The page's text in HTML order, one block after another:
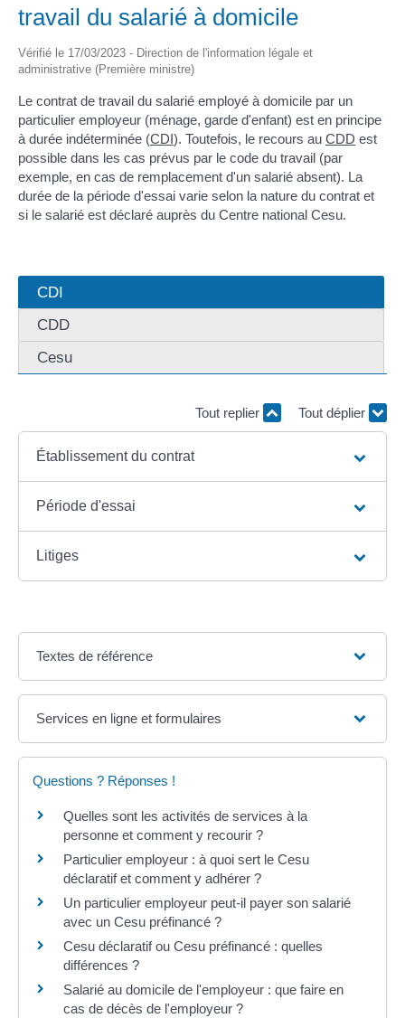
travail du salarié à domicile
Vérifié le 17/03/2023 - Direction de l'information légale et
administrative (Première ministre)
Le contrat de travail du salarié employé à domicile par un
particulier employeur (ménage, garde d'enfant) est en principe
à durée indéterminée (CDI). Toutefois, le recours au CDD est
possible dans les cas prévus par le code du travail (par
exemple, en cas de remplacement d'un salarié absent). La
durée de la période d'essai varie selon la nature du contrat et
si le salarié est déclaré auprès du Centre national Cesu.
CDI
CDD
Cesu
Tout replier Tout déplier
Établissement du contrat
Période d'essai
Litiges
Textes de référence
Services en ligne et formulaires
Questions ? Réponses !
Quelles sont les activités de services à la
personne et comment y recourir ?
Particulier employeur : à quoi sert le Cesu
déclaratif et comment y adhérer ?
Un particulier employeur peut-il payer son salarié
avec un Cesu préfinancé ?
Cesu déclaratif ou Cesu préfinancé : quelles
différences ?
Salarié au domicile de l'employeur : que faire en
cas de décès de l'employeur ?